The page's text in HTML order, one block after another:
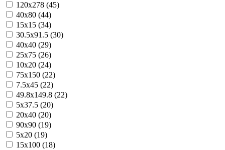
120x278 (45)
40x80 (44)
15x15 (34)
30.5x91.5 (30)
40x40 (29)
25x75 (26)
10x20 (24)
75x150 (22)
7.5x45 (22)
49.8x149.8 (22)
5x37.5 (20)
20x40 (20)
90x90 (19)
5x20 (19)
15x100 (18)